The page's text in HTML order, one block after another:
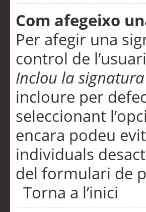
Com afegeixo
Per afegir una
control de
Inclou la signatura
incloure per
seleccionant
encara podeu
individuals
del formulari de
Torna a l’inici